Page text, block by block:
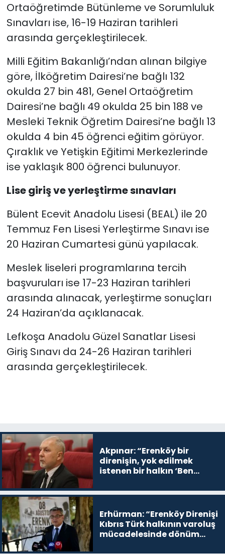
Ortaöğretimde Bütünleme ve Sorumluluk
Sınavları ise, 16-19 Haziran tarihleri
arasında gerçekleştirilecek.
Milli Eğitim Bakanlığı’ndan alınan bilgiye
göre, İlköğretim Dairesi’ne bağlı 132
okulda 27 bin 481, Genel Ortaöğretim
Dairesi’ne bağlı 49 okulda 25 bin 188 ve
Mesleki Teknik Öğretim Dairesi’ne bağlı 13
okulda 4 bin 45 öğrenci eğitim görüyor.
Çıraklık ve Yetişkin Eğitimi Merkezlerinde
ise yaklaşık 800 öğrenci bulunuyor.
Lise giriş ve yerleştirme sınavları
Bülent Ecevit Anadolu Lisesi (BEAL) ile 20
Temmuz Fen Lisesi Yerleştirme Sınavı ise
20 Haziran Cumartesi günü yapılacak.
Meslek liseleri programlarına tercih
başvuruları ise 17-23 Haziran tarihleri
arasında alınacak, yerleştirme sonuçları
24 Haziran’da açıklanacak.
Lefkoşa Anadolu Güzel Sanatlar Lisesi
Giriş Sınavı da 24-26 Haziran tarihleri
arasında gerçekleştirilecek.
Akpınar: “Erenköy bir
direnişin, yok edilmek
istenen bir halkın ‘Ben
devam edeceğim’ dediği
Erhürman: “Erenköy Direnişi
Kıbrıs Türk halkının varoluş
mücadelesinde dönüm